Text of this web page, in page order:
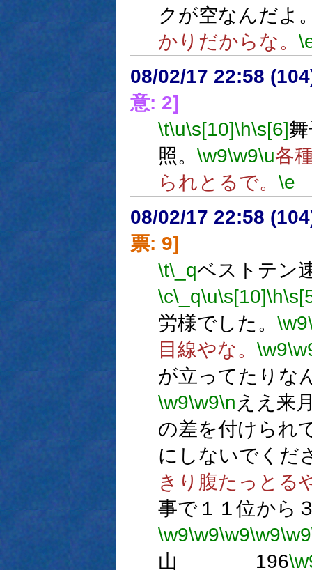
クが空なんだよ
かりだからな。
08/02/17 22:58
意: 2]
\t\u\s[10]\h\s[6]
照。 \w9\w9\u各
られとるで。 \e
08/02/17 22:58
票: 9]
\t\_qベストテン
\c\_q\u\s[10]\h
労様でした。 \w9
目線やな。 \w9
が立ってたりな
\w9\w9\n ええ来
の差を付けられ
にしないでくだ
きり腹たっとる
事で１１位から
\w9\w9\w9\w9\w9
山 196